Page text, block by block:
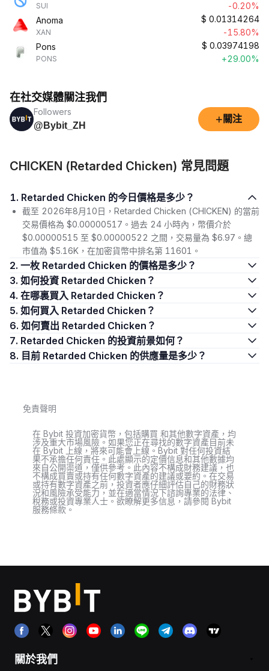
SUI
-0.20%
Anoma
XAN
$ 0.01314264
-15.80%
Pons
PONS
$ 0.03974198
+29.00%
在社交媒體關注我們
Followers
@Bybit_ZH
+ 關注
CHICKEN (Retarded Chicken) 常見問題
1. Retarded Chicken 的今日價格是多少？
截至 2026年8月10日，Retarded Chicken (CHICKEN) 的當前
交易價格為 $0.00000517。過去 24 小時內，幣價介於
$0.00000515 至 $0.00000522 之間，交易量為 $6.97。總
市值為 $5.16K，在加密貨幣中排名第 11601。
2. 一枚 Retarded Chicken 的價格是多少？
3. 如何投資 Retarded Chicken？
4. 在哪裏買入 Retarded Chicken？
5. 如何買入 Retarded Chicken？
6. 如何賣出 Retarded Chicken？
7. Retarded Chicken 的投資前景如何？
8. 目前 Retarded Chicken 的供應量是多少？
免責聲明
在 Bybit 投資加密貨幣，包括購買 和其他數字資產，均
涉及重大市場風險。如果您正在尋找的數字資產目前未
在 Bybit 上線，將來可能會上線。Bybit 對任何投資結
果不承擔任何責任。此處顯示的定價信息和其他數據均
來自公開渠道，僅供參考。此內容不構成財務建議，也
不構成買賣或持有任何數字資產的建議或要約。在交易
或持有數字資產之前，投資者應仔細評估自己的財務狀
況和風險承受能力，並在適當情況下諮詢專業的法律、
稅務或投資專業人士。欲瞭解更多信息，請參閱 Bybit
服務條款。
關於我們